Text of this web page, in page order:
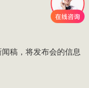
稿，将发布会的信息